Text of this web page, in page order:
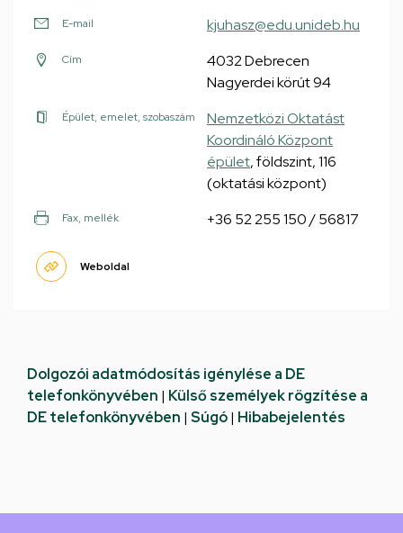
E-mail kjuhasz@edu.unideb.hu
Cím
4032 Debrecen
Nagyerdei körút 94
Épület, emelet, szobaszám
Nemzetközi Oktatást
Koordináló Központ
épület, földszint, 116
(oktatási központ)
Fax, mellék +36 52 255 150 / 56817
Weboldal
Dolgozói adatmódosítás igénylése a DE
telefonkönyvében | Külső személyek rögzítése a
DE telefonkönyvében | Súgó| Hibabejelentés